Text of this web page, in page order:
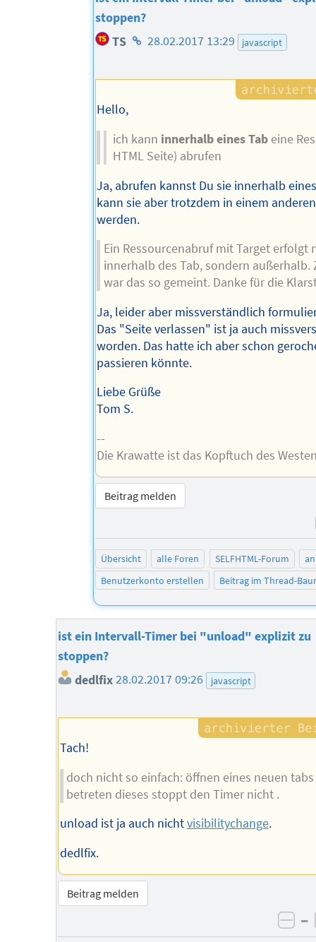
stoppen?
TS Homepage
Autors
28.02.2017 13:29 javascript
Hello,
ich kann innerhalb eines Tab eine
HTML Seite) abrufen
Ja, abrufen kannst Du sie innerhalb
kann sie aber trotzdem in einem
werden.
Ein Ressourcenabruf mit Target erfolgt
innerhalb des Tab, sondern außerhalb.
war das so gemeint. Danke für die
Ja, leider aber missverständlich
Das "Seite verlassen" ist ja auch
worden. Das hatte ich aber schon
passieren könnte.
Liebe Grüße
Tom S.
--
Die Krawatte ist das Kopftuch des
Beitrag melden
Übersicht alle Foren SELFHTML-Forum
Benutzerkonto erstellen
Beitrag im Thread-
ist ein Intervall-Timer bei "unload" explizit zu
stoppen?
dedlfix28.02.2017 09:26 javascript
Tach!
doch nicht so einfach: öffnen eines neuen
betreten dieses stoppt den Timer nicht .
unload ist ja auch nichtvisibilitychange.
dedlfix.
Beitrag melden
–